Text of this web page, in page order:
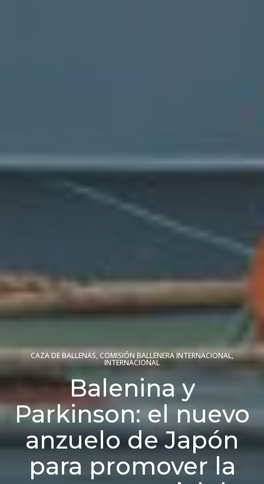
CAZA DE BALLENAS,COMISIÓN BALLENERA INTERNACIONAL,
INTERNACIONAL
Balenina y
Parkinson: el nuevo
anzuelo de Japón
para promover la